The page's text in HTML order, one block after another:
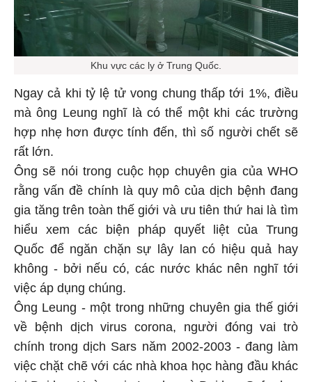
Khu vực các ly ở Trung Quốc.
Ngay cả khi tỷ lệ tử vong chung thấp tới 1%, điều
mà ông Leung nghĩ là có thể một khi các trường
hợp nhẹ hơn được tính đến, thì số người chết sẽ
rất lớn.
Ông sẽ nói trong cuộc họp chuyên gia của WHO
rằng vấn đề chính là quy mô của dịch bệnh đang
gia tăng trên toàn thế giới và ưu tiên thứ hai là tìm
hiểu xem các biện pháp quyết liệt của Trung
Quốc để ngăn chặn sự lây lan có hiệu quả hay
không - bởi nếu có, các nước khác nên nghĩ tới
việc áp dụng chúng.
Ông Leung - một trong những chuyên gia thế giới
về bệnh dịch virus corona, người đóng vai trò
chính trong dịch Sars năm 2002-2003 - đang làm
việc chặt chẽ với các nhà khoa học hàng đầu khác